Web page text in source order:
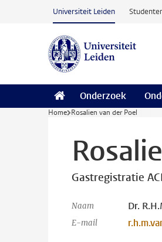
Ga naar hoofdinhoud
Universiteit Leiden
Onderzoek
Home Rosalien van der Poel
Gastregistratie
Naam Dr.
E-mail